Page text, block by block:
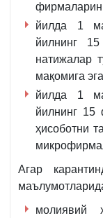
йилда 1
йилнинг
натижалар
мақомига
йилда 1
йилнинг 15
ҳисоботни
Агар
молиявий